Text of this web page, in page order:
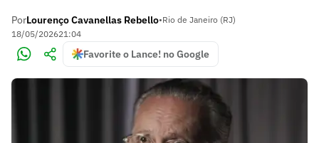
PorLourenço Cavanellas Rebello•Rio de Janeiro (RJ)
18/05/202621:04
Favorite o Lance! no Google